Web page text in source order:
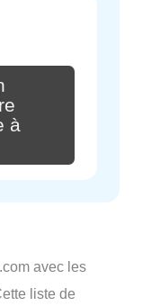
à
avec les
liste de